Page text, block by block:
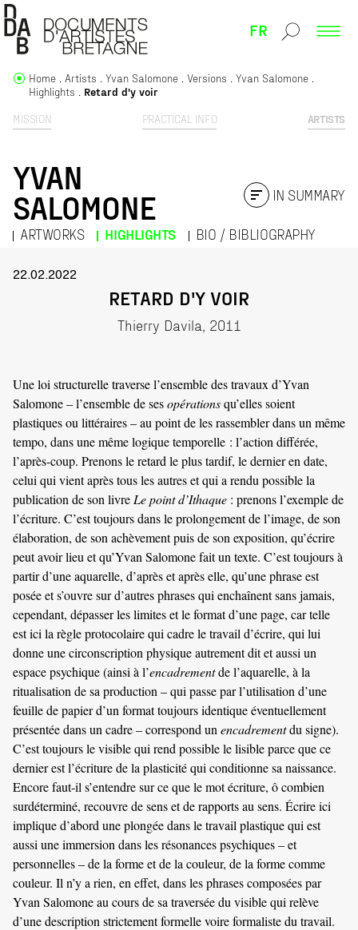
FR
MISSION PRACTICAL INFO ARTISTS
Home Artists Yvan Salomone Versions
Yvan Salomone
Highlights
Retard d'y voir
YVAN
SALOMONE
ARTWORKS HIGHLIGHTS BIO / BIBLIOGRAPHY
IN SUMMARY
22.02.2022
RETARD D'Y VOIR
Thierry Davila, 2011
Une loi structurelle traverse l’ensemble des travaux d’Yvan
Salomone – l’ensemble de sesopérationsqu’elles soient
plastiques ou littéraires – au point de les rassembler dans un même
tempo, dans une même logique temporelle : l’action différée,
l’après-coup. Prenons le retard le plus tardif, le dernier en date,
celui qui vient après tous les autres et qui a rendu possible la
publication de son livre Le point d’Ithaque : prenons l’exemple de
l’écriture. C’est toujours dans le prolongement de l’image, de son
élaboration, de son achèvement puis de son exposition, qu’écrire
peut avoir lieu et qu’Yvan Salomone fait un texte. C’est toujours à
partir d’une aquarelle, d’après et après elle, qu’une phrase est
posée et s’ouvre sur d’autres phrases qui enchaînent sans jamais,
cependant, dépasser les limites et le format d’une page, car telle
est ici la règle protocolaire qui cadre le travail d’écrire, qui lui
donne une circonscription physique autrement dit et aussi un
espace psychique (ainsi à l’encadrementde l’aquarelle, à la
ritualisation de sa production – qui passe par l’utilisation d’une
feuille de papier d’un format toujours identique éventuellement
présentée dans un cadre – correspond un encadrementdu signe).
C’est toujours le visible qui rend possible le lisible parce que ce
dernier est l’écriture de la plasticité qui conditionne sa naissance.
Encore faut-il s’entendre sur ce que le mot écriture, ô combien
surdéterminé, recouvre de sens et de rapports au sens. Écrire ici
implique d’abord une plongée dans le travail plastique qui est
aussi une immersion dans les résonances psychiques – et
personnelles – de la forme et de la couleur, de la forme comme
couleur. Il n’y a rien, en effet, dans les phrases composées par
Yvan Salomone au cours de sa traversée du visible qui relève
d’une description strictement formelle voire formaliste du travail.